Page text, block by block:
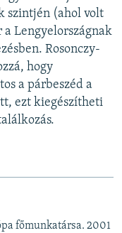
szintjén (ahol volt
Lengyelországnak
Rosonczy-
hogy
a párbeszéd a
ezt kiegészítheti
főmunkatársa. 2001